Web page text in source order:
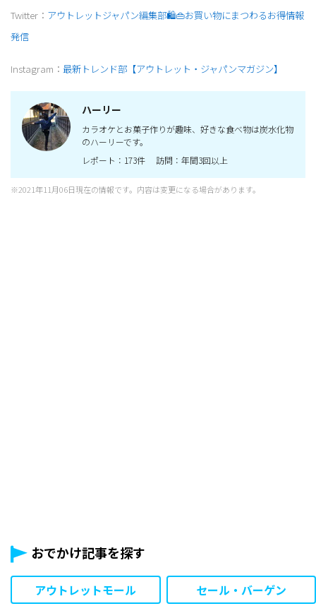
Twitter： アウトレットジャパン編集部🛍👜お買い物にまつわるお得情報
発信
Instagram： 最新トレンド部【アウトレット・ジャパンマガジン】
ハーリー
カラオケとお菓子作りが趣味、好きな食べ物は炭水化物
のハーリーです。
レポート：173件 訪問：年間3回以上
※2021年11月06日現在の情報です。内容は変更になる場合があります。
おでかけ記事を探す
アウトレットモール セール・バーゲン